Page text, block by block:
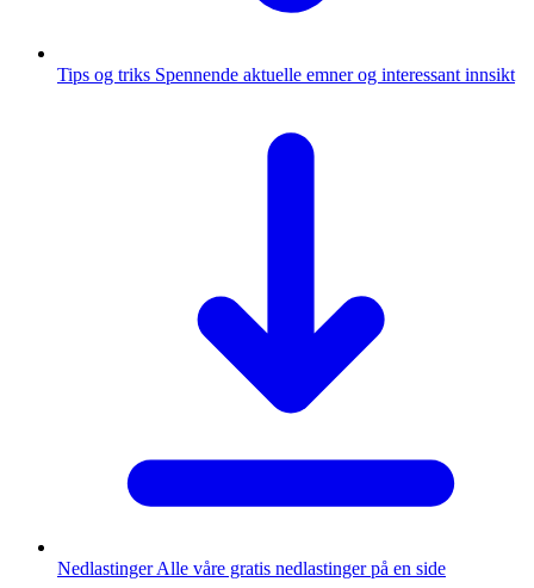
Tips og triks Spennende aktuelle emner og interessant innsikt
Nedlastinger Alle våre gratis nedlastinger på en side